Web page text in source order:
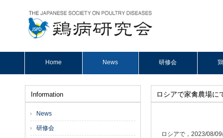
Home News 研修会
ロシアで家禽農場に
ロシアで，2023/08/
Information
News
研修会